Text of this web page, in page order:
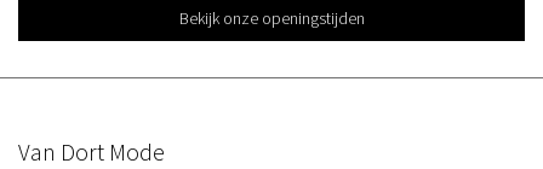
Bekijk onze openingstijden
Van Dort Mode